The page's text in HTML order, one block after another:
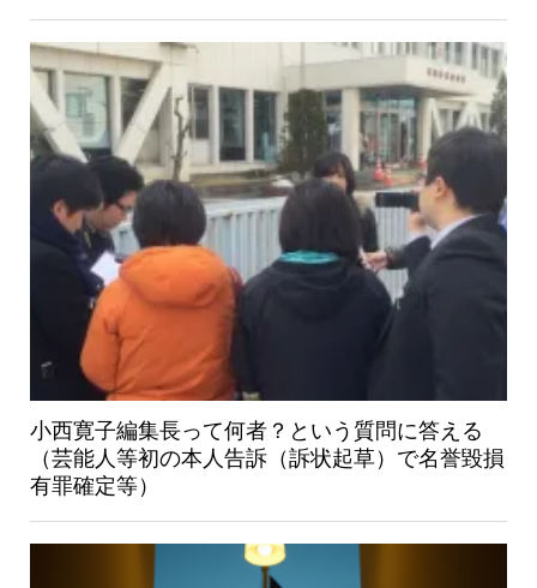
小西寛子編集長って何者？という質問に答える
（芸能人等初の本人告訴（訴状起草）で名誉毀損
有罪確定等）